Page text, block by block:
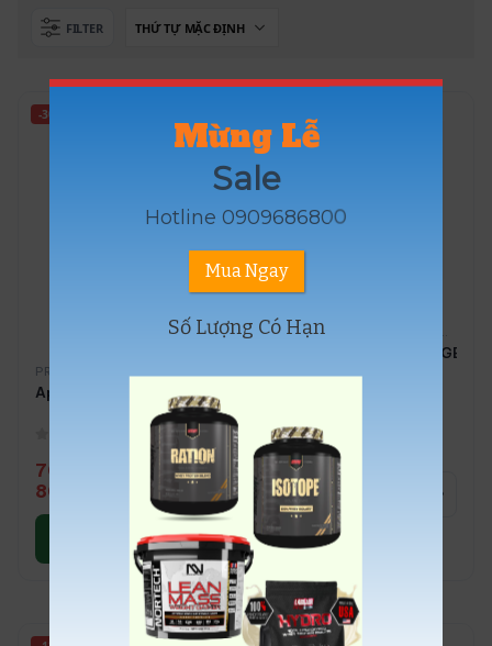
FILTER
-30%
PROTEIN HỖ TRỢ
Applied Nutrition Critical Cookie 73g Bánh Cookie Protein
70.000
800.000
EVOGEN VIỆT NAM
ISOJECT Premium EVOGEN
3.720.000
3.350.000
Thêm vào giỏ
hàng
Mừng Lễ
Sale
Hotline 0909686800
Mua Ngay
Số Lượng Có Hạn